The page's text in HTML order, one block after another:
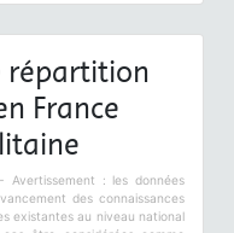
répartition
France
- Avertissement : les données
des connaissances
existantes au niveau national